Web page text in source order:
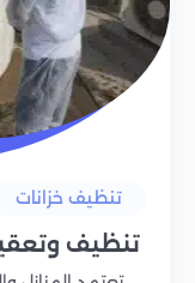
تنظيف خزانات
تنظيف